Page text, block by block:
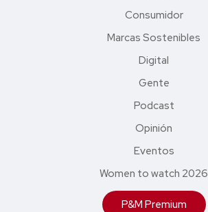
Consumidor
Marcas Sostenibles
Digital
Gente
Podcast
Opinión
Eventos
Women to watch 2026
P&M Premium